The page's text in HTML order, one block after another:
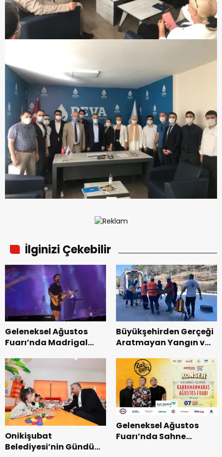
İlginizi Çekebilir
Geleneksel Ağustos
Fuarı’nda Madrigal
Büyükşehirden Gerçeği
Aratmayan Yangın ve
Onikişubat
Belediyesi’nin Gündüz
Geleneksel Ağustos
Fuarı’nda Sahne